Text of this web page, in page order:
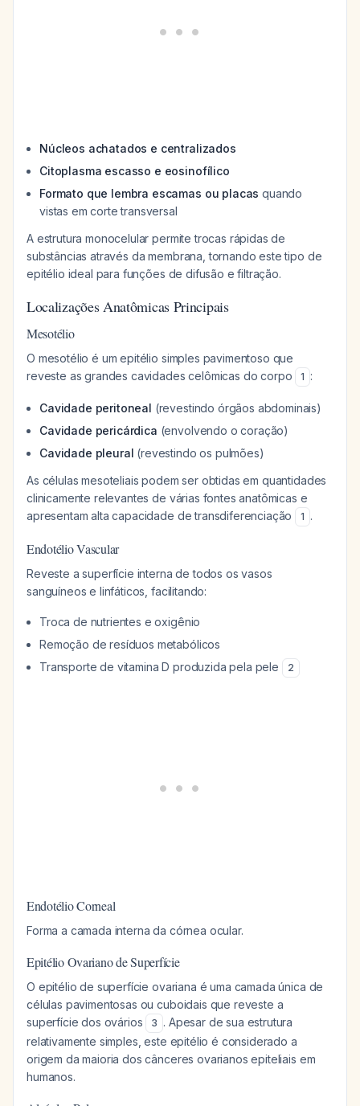
Núcleos achatados e centralizados
Citoplasma escasso e eosinofílico
Formato que lembra escamas ou placas quando
vistas em corte transversal
A estrutura monocelular permite trocas rápidas de
substâncias através da membrana, tornando este tipo de
epitélio ideal para funções de difusão e filtração.
Localizações Anatômicas Principais
Mesotélio
O mesotélio é um epitélio simples pavimentoso que
reveste as grandes cavidades celômicas do corpo
1 :
Cavidade peritoneal (revestindo órgãos abdominais)
Cavidade pericárdica (envolvendo o coração)
Cavidade pleural (revestindo os pulmões)
As células mesoteliais podem ser obtidas em quantidades
clinicamente relevantes de várias fontes anatômicas e
apresentam alta capacidade de transdiferenciação
1 .
Endotélio Vascular
Reveste a superfície interna de todos os vasos
sanguíneos e linfáticos, facilitando:
Troca de nutrientes e oxigênio
Remoção de resíduos metabólicos
Transporte de vitamina D produzida pela pele
2
Endotélio Corneal
Forma a camada interna da córnea ocular.
Epitélio Ovariano de Superfície
O epitélio de superfície ovariana é uma camada única de
células pavimentosas ou cuboidais que reveste a
superfície dos ovários
3 . Apesar de sua estrutura
relativamente simples, este epitélio é considerado a
origem da maioria dos cânceres ovarianos epiteliais em
humanos.